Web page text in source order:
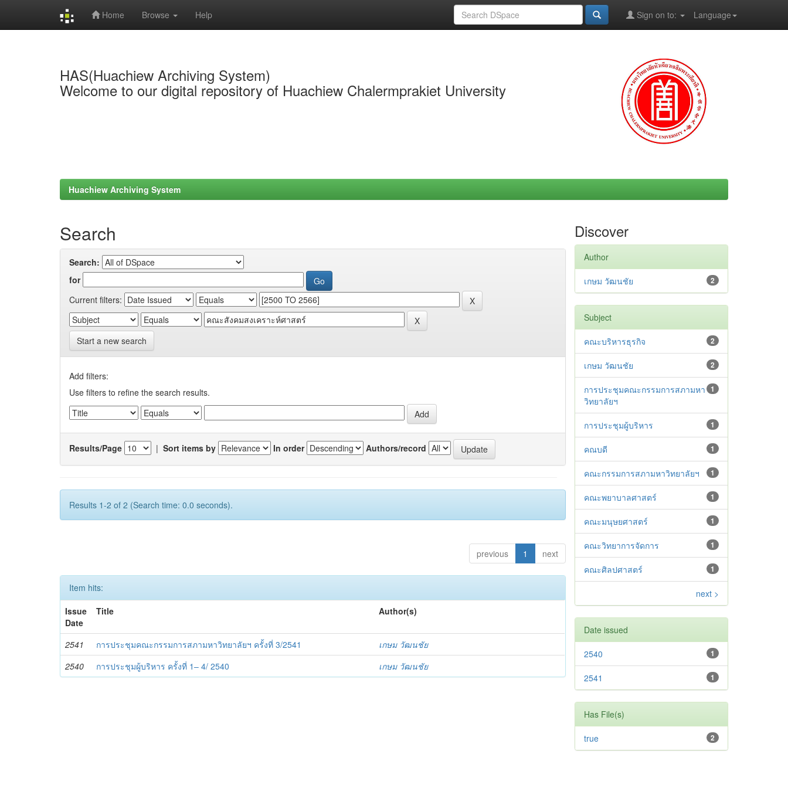
Home Browse Help Language
Sign on to:
HAS(Huachiew Archiving System)
Welcome to our digital repository of Huachiew Chalermprakiet University
Huachiew Archiving System
Search
Search:
for
Current filters:
Start a new search
Add filters:
Use filters to refine the search results.
Results/Page | Sort items by In order Authors/record
Results 1-2 of 2 (Search time: 0.0 seconds).
previous 1 next
Item hits:
Issue
Date
Title Author(s)
2541 การประชุมคณะกรรมการสภามหาวิทยาลัยฯ ครั้งที่ 3/2541
เกษม วัฒนชัย
2540
การประชุมผู้บริหาร ครั้งที่ 1– 4/ 2540 เกษม วัฒนชัย
Discover
Author
2
เกษม วัฒนชัย
Subject
2
คณะบริหารธุรกิจ
2
เกษม วัฒนชัย
1
การประชุมคณะกรรมการสภามหา
วิทยาลัยฯ
1
การประชุมผู้บริหาร
1
คณบดี
1
คณะกรรมการสภามหาวิทยาลัยฯ
1
คณะพยาบาลศาสตร์
1
คณะมนุษยศาสตร์
1
คณะวิทยาการจัดการ
1
คณะศิลปศาสตร์
next >
Date issued
1
2540
1
2541
Has File(s)
2
true